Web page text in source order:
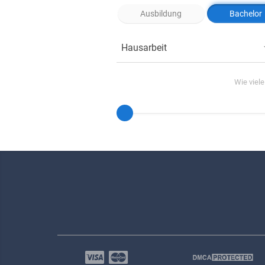
Ausbildung Bachelor
Hausarbeit
Wie